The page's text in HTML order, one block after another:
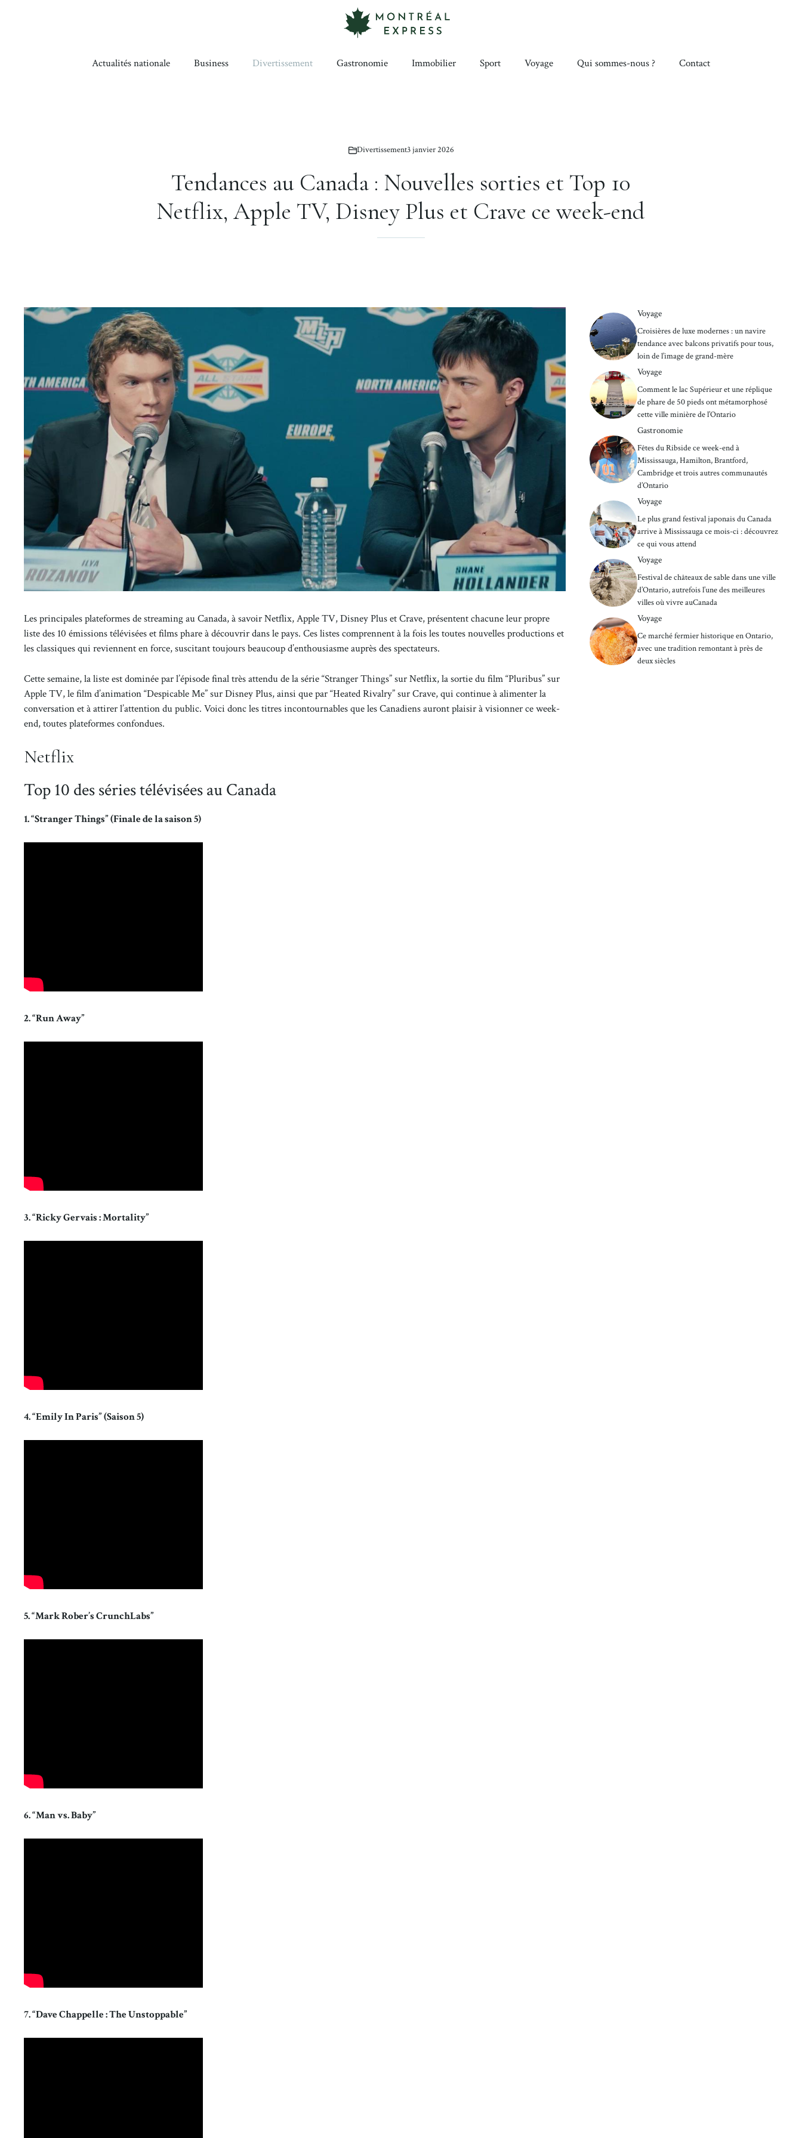
Actualités nationale Business Divertissement Gastronomie Immobilier Sport Voyage Qui sommes-nous ? Contact
Divertissement3 janvier 2026
Tendances au Canada : Nouvelles sorties et Top 10
Netflix, Apple TV, Disney Plus et Crave ce week-end
Les principales plateformes de streaming au Canada, à savoir Netflix, Apple TV, Disney Plus et Crave, présentent chacune leur propre
liste des 10 émissions télévisées et films phare à découvrir dans le pays. Ces listes comprennent à la fois les toutes nouvelles productions et
les classiques qui reviennent en force, suscitant toujours beaucoup d’enthousiasme auprès des spectateurs.
Cette semaine, la liste est dominée par l’épisode final très attendu de la série “Stranger Things” sur Netflix, la sortie du film “Pluribus” sur
Apple TV, le film d’animation “Despicable Me” sur Disney Plus, ainsi que par “Heated Rivalry” sur Crave, qui continue à alimenter la
conversation et à attirer l’attention du public. Voici donc les titres incontournables que les Canadiens auront plaisir à visionner ce week-
end, toutes plateformes confondues.
Netflix
Top 10 des séries télévisées au Canada
1. “Stranger Things” (Finale de la saison 5)
2. “Run Away”
3. “Ricky Gervais : Mortality”
4. “Emily In Paris” (Saison 5)
5. “Mark Rober’s CrunchLabs”
6. “Man vs. Baby”
7. “Dave Chappelle : The Unstoppable”
Voyage
Croisières de luxe modernes : un navire
tendance avec balcons privatifs pour tous,
loin de l’image de grand-mère
Voyage
Comment le lac Supérieur et une réplique
de phare de 50 pieds ont métamorphosé
cette ville minière de l’Ontario
Gastronomie
Fêtes du Ribside ce week-end à
Mississauga, Hamilton, Brantford,
Cambridge et trois autres communautés
d’Ontario
Voyage
Le plus grand festival japonais du Canada
arrive à Mississauga ce mois-ci : découvrez
ce qui vous attend
Voyage
Festival de châteaux de sable dans une ville
d’Ontario, autrefois l’une des meilleures
villes où vivre auCanada
Voyage
Ce marché fermier historique en Ontario,
avec une tradition remontant à près de
deux siècles